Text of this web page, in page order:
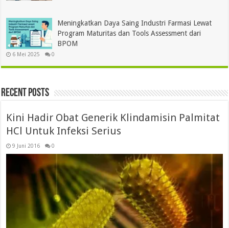
Meningkatkan Daya Saing Industri Farmasi Lewat
Program Maturitas dan Tools Assessment dari
BPOM
6 Mei 2025 0
Recent Posts
Kini Hadir Obat Generik Klindamisin Palmitat
HCl Untuk Infeksi Serius
9 Juni 2016 0